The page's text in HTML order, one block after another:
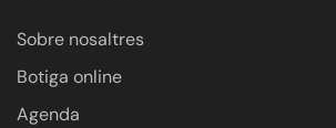
Sobre nosaltres
Botiga online
Agenda